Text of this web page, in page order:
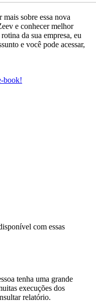
sobre essa nova
e conhecer melhor
da sua empresa, eu
e você pode acessar,
book!
com essas
tenha uma grande
execuções dos
relatório.